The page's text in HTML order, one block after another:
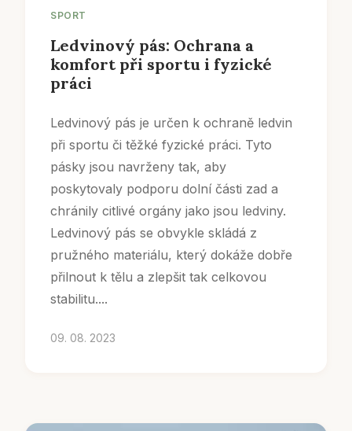
SPORT
Ledvinový pás: Ochrana a
komfort při sportu i fyzické
práci
Ledvinový pás je určen k ochraně ledvin
při sportu či těžké fyzické práci. Tyto
pásky jsou navrženy tak, aby
poskytovaly podporu dolní části zad a
chránily citlivé orgány jako jsou ledviny.
Ledvinový pás se obvykle skládá z
pružného materiálu, který dokáže dobře
přilnout k tělu a zlepšit tak celkovou
stabilitu....
09. 08. 2023